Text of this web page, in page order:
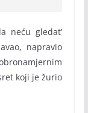
neću gledat’
napravio
koji je žurio